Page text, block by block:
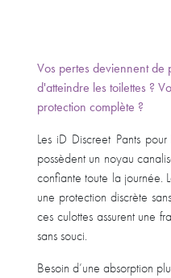
Vos pertes deviennent de
d'atteindre les toilettes ?
protection complète ?
Les iD Discreet Pants
possèdent un noyau
confiante toute la journée.
une protection discrète
ces culottes assurent une
sans souci.
Besoin d’une absorption